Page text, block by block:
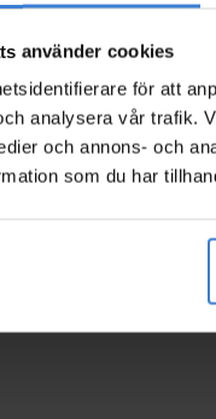
använder cookies
för att
analysera vår trafik.
och annons- och
som du har